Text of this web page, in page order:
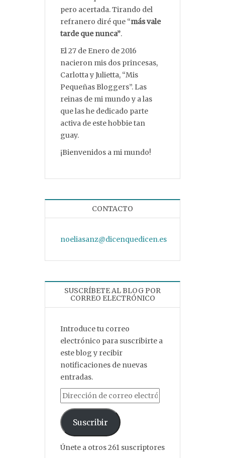
pero acertada. Tirando del
refranero diré que “más vale
tarde que nunca”.
El 27 de Enero de 2016
nacieron mis dos princesas,
Carlotta y Julietta, “Mis
Pequeñas Bloggers”. Las
reinas de mi mundo y a las
que las he dedicado parte
activa de este hobbie tan
guay.
¡Bienvenidos a mi mundo!
CONTACTO
noeliasanz@dicenquedicen.es
SUSCRÍBETE AL BLOG POR
CORREO ELECTRÓNICO
Introduce tu correo
electrónico para suscribirte a
este blog y recibir
notificaciones de nuevas
entradas.
Dirección de correo electrónico
Suscribir
Únete a otros 261 suscriptores